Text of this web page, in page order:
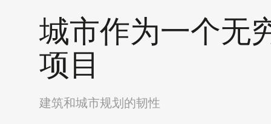
城市作为一个无
项目
建筑和城市规划的韧性